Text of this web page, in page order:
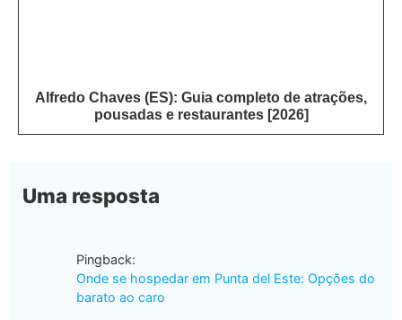
Alfredo Chaves (ES): Guia completo de atrações,
pousadas e restaurantes [2026]
Uma resposta
Pingback:
Onde se hospedar em Punta del Este: Opções do
barato ao caro